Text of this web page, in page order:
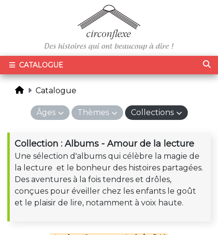
CATALOGUE
Catalogue
Âges Thèmes Collections
Collection : Albums - Amour de la lecture
Une sélection d'albums qui célèbre la magie de
la lecture et le bonheur des histoires partagées.
Des aventures à la fois tendres et drôles,
conçues pour éveiller chez les enfants le goût
et le plaisir de lire, notamment à voix haute.